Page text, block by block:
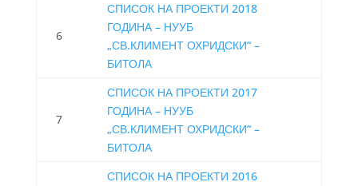
6
СПИСОК НА ПРОЕКТИ 2018
ГОДИНА – НУУБ
„СВ.КЛИМЕНТ ОХРИДСКИ“ –
БИТОЛА
7
СПИСОК НА ПРОЕКТИ 2017
ГОДИНА – НУУБ
„СВ.КЛИМЕНТ ОХРИДСКИ“ –
БИТОЛА
СПИСОК НА ПРОЕКТИ 2016